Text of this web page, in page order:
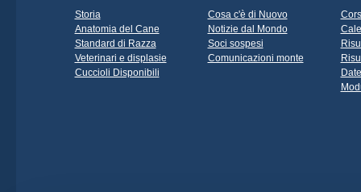
Storia
Anatomia del Cane
Standard di Razza
Veterinari e displasie
Cuccioli Disponibili
Cosa c'è di Nuovo
Notizie dal Mondo
Soci sospesi
Comunicazioni monte